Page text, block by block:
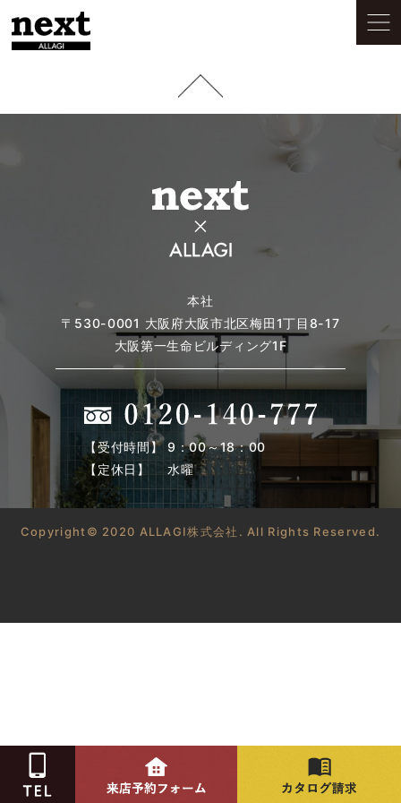
本社
〒530-0001 大阪府大阪市北区梅田1丁目8-17
大阪第一生命ビルディング1F
【受付時間】 9：00～18：00
【定休日】 水曜
Copyright© 2020 ALLAGI株式会社. All Rights Reserved.